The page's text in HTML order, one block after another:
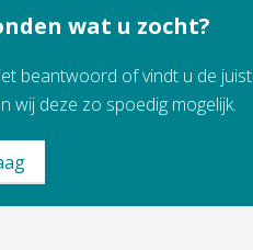
wat u zocht?
beantwoord of vindt u de
wij deze zo spoedig mogelijk.